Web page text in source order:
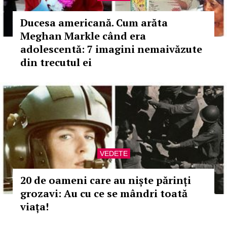
Ducesa americană. Cum arăta
Meghan Markle când era
adolescentă: 7 imagini nemaivăzute
din trecutul ei
VEDETE
20 de oameni care au niște părinți
grozavi: Au cu ce se mândri toată
viața!